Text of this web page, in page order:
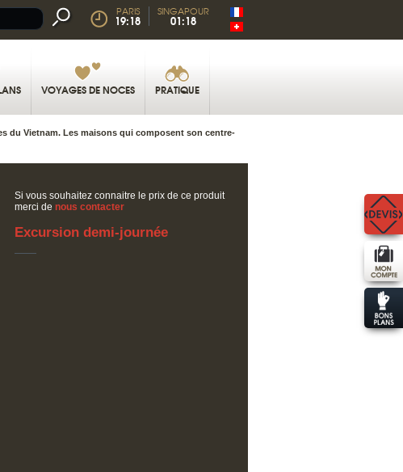
PARIS
19:18
SINGAPOUR
01:18
VOYAGES DE NOCES PRATIQUE
du Vietnam. Les maisons qui composent son centre-
Si vous souhaitez connaitre le prix de ce produit
merci de nous contacter
Excursion demi-journée